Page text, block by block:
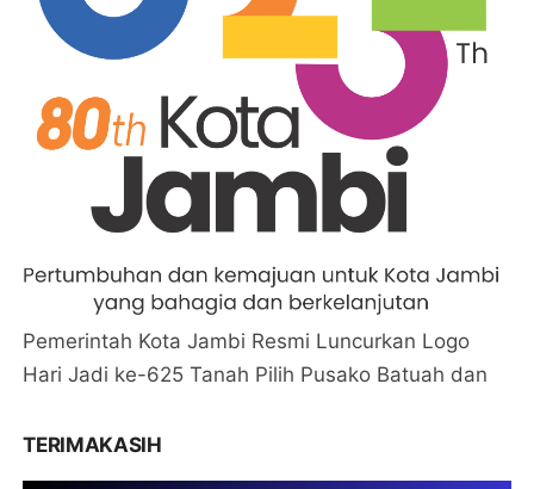
Pemerintah Kota Jambi Resmi Luncurkan Logo
Hari Jadi ke-625 Tanah Pilih Pusako Batuah dan
TERIMAKASIH